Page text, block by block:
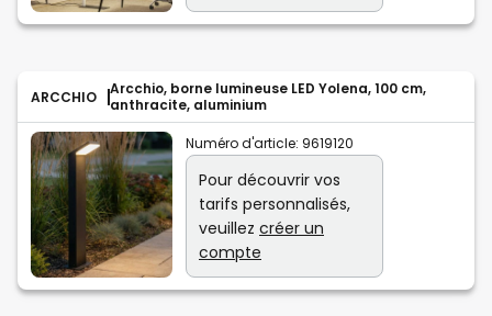
ARCCHIO
Arcchio, borne lumineuse LED Yolena, 100 cm,
anthracite, aluminium
Numéro d'article: 9619120
Pour découvrir vos
tarifs personnalisés,
veuillez créer un
compte